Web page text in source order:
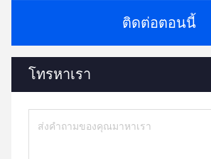
ติดต่อตอนนี้
โทรหาเรา